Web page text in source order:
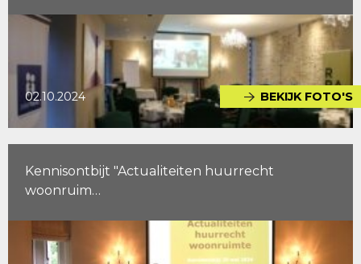
02.10.2024 BEKIJK FOTO'S
Kennisontbijt "Actualiteiten huurrecht
woonruim…